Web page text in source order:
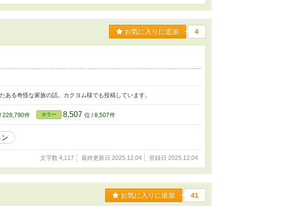
お気に入りに追加 4
る奇怪な家族の話。カクヨム様でも投稿しています。
228,790件 ホラー 8,507 位 / 8,507件
文字数 4,117 最終更新日 2025.12.04 登録日 2025.12.04
お気に入りに追加 41